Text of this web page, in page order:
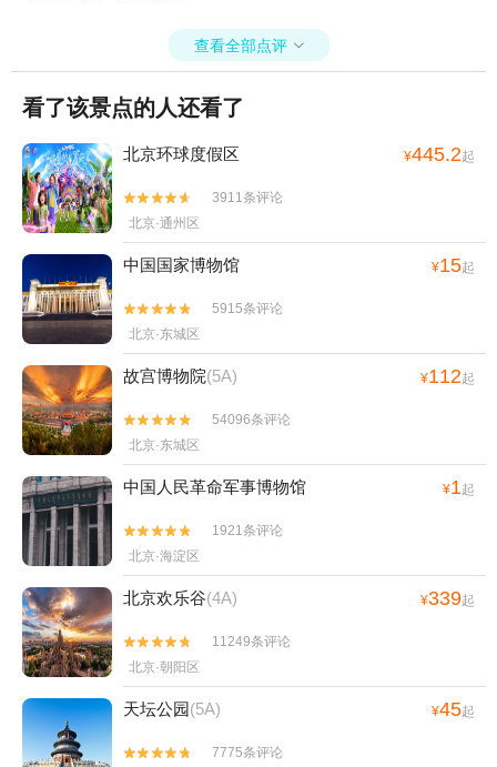
查看全部点评 
看了该景点的人还看了
北京环球度假区 ¥445.2起


3911条评论
北京·通州区
中国国家博物馆 ¥15起


5915条评论
北京·东城区
故宫博物院(5A) ¥112起


54096条评论
北京·东城区
中国人民革命军事博物馆 ¥1起


1921条评论
北京·海淀区
北京欢乐谷(4A) ¥339起


11249条评论
北京·朝阳区
天坛公园(5A) ¥45起

 7775条评论